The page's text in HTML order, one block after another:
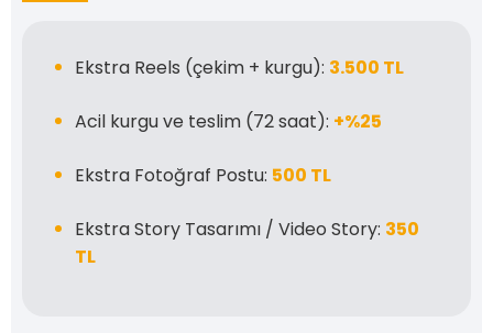
Ekstra Reels (çekim + kurgu): 3.500 TL
Acil kurgu ve teslim (72 saat): +%25
Ekstra Fotoğraf Postu: 500 TL
Ekstra Story Tasarımı / Video Story: 350
TL